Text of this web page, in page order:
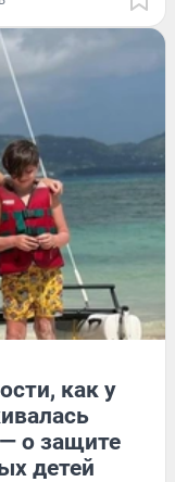
как у
о защите
детей